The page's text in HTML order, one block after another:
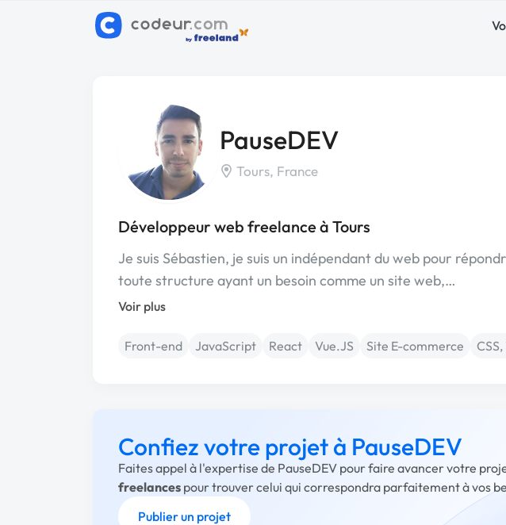
PauseDEV
Tours, France
Développeur web freelance à Tours
Je suis Sébastien, je suis un indépendant du web pour
toute structure ayant un besoin comme un site web,…
Voir plus
Front-end JavaScript React Vue.JS Site E-commerce
Confiez votre projet à PauseDEV
Faites appel à l'expertise de PauseDEV pour faire avancer votre
freelances pour trouver celui qui correspondra parfaitement à vos
Publier un projet